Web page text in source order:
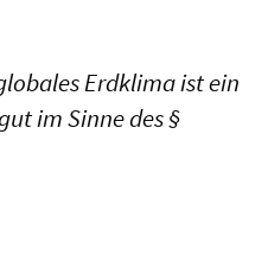
Erdklima ist ein
im Sinne des §